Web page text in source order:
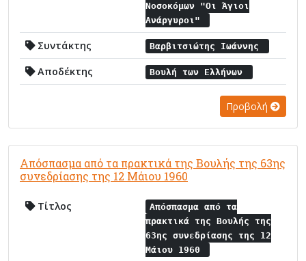
Νοσοκόμων "Οι Άγιοι
Ανάργυροι"
Συντάκτης Βαρβιτσιώτης Ιωάννης
Αποδέκτης Βουλή των Ελλήνων
Προβολή
Απόσπασμα από τα πρακτικά της Βουλής της 63ης
συνεδρίασης της 12 Μάιου 1960
Τίτλος
Απόσπασμα από τα
πρακτικά της Βουλής της
63ης συνεδρίασης της 12
Μάιου 1960